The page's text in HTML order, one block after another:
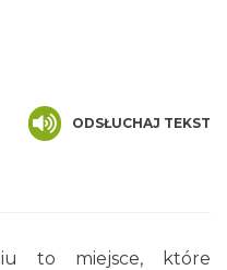
ODSŁUCHAJ TEKST
to miejsce, które